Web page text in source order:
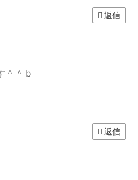
返信
＾＾ｂ
返信